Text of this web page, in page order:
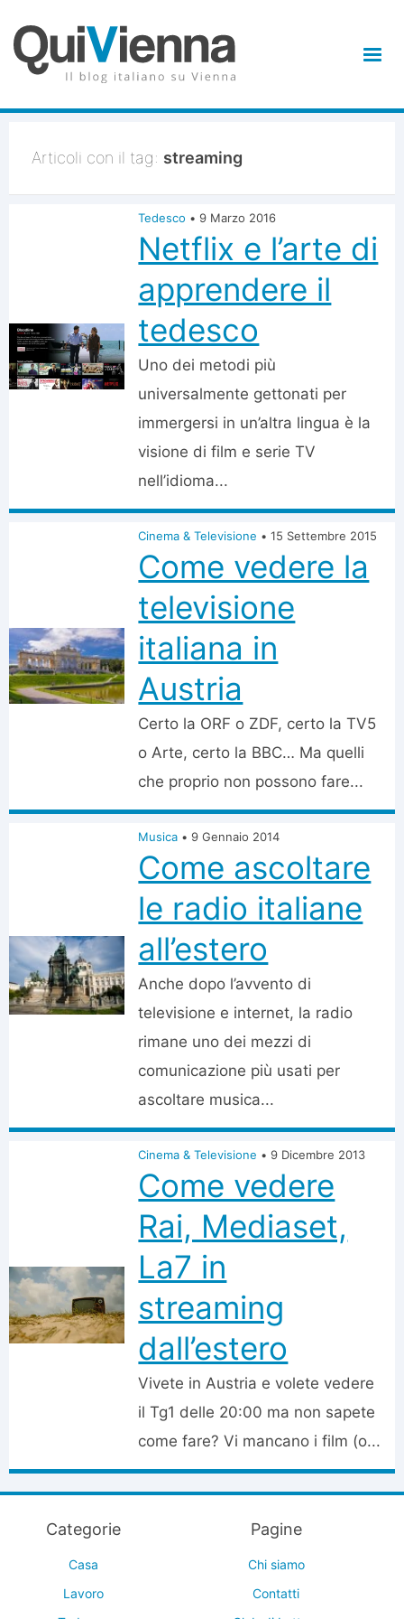
Articoli con il tag: streaming
Tedesco • 9 Marzo 2016
Netflix e l’arte di
apprendere il
tedesco
Uno dei metodi più
universalmente gettonati per
immergersi in un’altra lingua è la
visione di film e serie TV
nell’idioma...
Cinema & Televisione • 15 Settembre 2015
Come vedere la
televisione
italiana in
Austria
Certo la ORF o ZDF, certo la TV5
o Arte, certo la BBC… Ma quelli
che proprio non possono fare...
Musica • 9 Gennaio 2014
Come ascoltare
le radio italiane
all’estero
Anche dopo l’avvento di
televisione e internet, la radio
rimane uno dei mezzi di
comunicazione più usati per
ascoltare musica...
Cinema & Televisione • 9 Dicembre 2013
Come vedere
Rai, Mediaset,
La7 in
streaming
dall’estero
Vivete in Austria e volete vedere
il Tg1 delle 20:00 ma non sapete
come fare? Vi mancano i film (o...
Categorie
Casa
Lavoro
Pagine
Chi siamo
Contatti